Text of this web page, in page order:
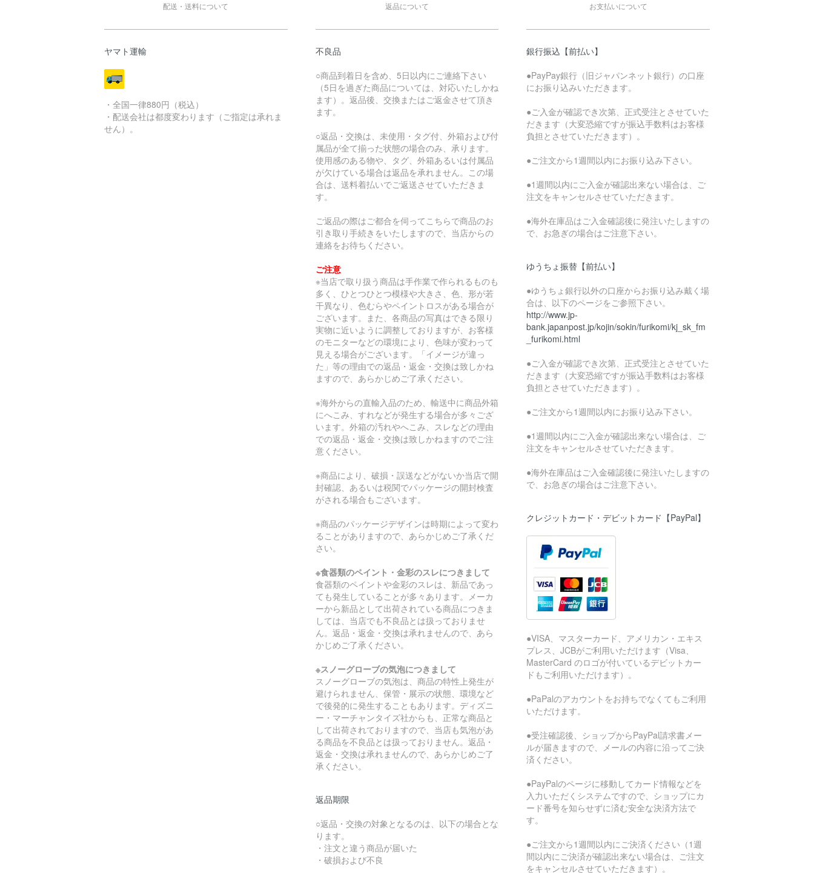
配送・送料について
ヤマト運輸
・全国一律880円（税込）
・配送会社は都度変わります（ご指定は承れま
せん）。
返品について
不良品
○商品到着日を含め、5日以内にご連絡下さい
（5日を過ぎた商品については、対応いたしかね
ます）。返品後、交換またはご返金させて頂き
ます。
○返品・交換は、未使用・タグ付、外箱および付
属品が全て揃った状態の場合のみ、承ります。
使用感のある物や、タグ、外箱あるいは付属品
が欠けている場合は返品を承れません。この場
合は、送料着払いでご返送させていただきま
す。
ご返品の際はご都合を伺ってこちらで商品のお
引き取り手続きをいたしますので、当店からの
連絡をお待ちください。
ご注意
※当店で取り扱う商品は手作業で作られるものも
多く、ひとつひとつ模様や大きさ、色、形が若
干異なり、色むらやペイントロスがある場合が
ございます。また、各商品の写真はできる限り
実物に近いように調整しておりますが、お客様
のモニターなどの環境により、色味が変わって
見える場合がございます。「イメージが違っ
た」等の理由での返品・返金・交換は致しかね
ますので、あらかじめご了承ください。
※海外からの直輸入品のため、輸送中に商品外箱
にへこみ、すれなどが発生する場合が多々ござ
います。外箱の汚れやへこみ、スレなどの理由
での返品・返金・交換は致しかねますのでご注
意ください。
※商品により、破損・誤送などがないか当店で開
封確認、あるいは税関でパッケージの開封検査
がされる場合もございます。
※商品のパッケージデザインは時期によって変わ
ることがありますので、あらかじめご了承くだ
さい。
※食器類のペイント・金彩のスレにつきまして
食器類のペイントや金彩のスレは、新品であっ
ても発生していることが多々あります。メーカ
ーから新品として出荷されている商品につきま
しては、当店でも不良品とは扱っておりませ
ん。返品・返金・交換は承れませんので、あら
かじめご了承ください。
※スノーグローブの気泡につきまして
スノーグローブの気泡は、商品の特性上発生が
避けられません、保管・展示の状態、環境など
で後発的に発生することもあります。ディズニ
ー・マーチャンタイズ社からも、正常な商品と
して出荷されておりますので、当店も気泡があ
る商品を不良品とは扱っておりません。返品・
返金・交換は承れませんので、あらかじめご了
承ください。
返品期限
○返品・交換の対象となるのは、以下の場合とな
ります。
・注文と違う商品が届いた
・破損および不良
お支払いについて
銀行振込【前払い】
●PayPay銀行（旧ジャパンネット銀行）の口座
にお振り込みいただきます。
●ご入金が確認でき次第、正式受注とさせていた
だきます（大変恐縮ですが振込手数料はお客様
負担とさせていただきます）。
●ご注文から1週間以内にお振り込み下さい。
●1週間以内にご入金が確認出来ない場合は、ご
注文をキャンセルさせていただきます。
●海外在庫品はご入金確認後に発注いたしますの
で、お急ぎの場合はご注意下さい。
ゆうちょ振替【前払い】
●ゆうちょ銀行以外の口座からお振り込み戴く場
合は、以下のページをご参照下さい。
http://www.jp-
bank.japanpost.jp/kojin/sokin/furikomi/kj_sk_fm
_furikomi.html
●ご入金が確認でき次第、正式受注とさせていた
だきます（大変恐縮ですが振込手数料はお客様
負担とさせていただきます）。
●ご注文から1週間以内にお振り込み下さい。
●1週間以内にご入金が確認出来ない場合は、ご
注文をキャンセルさせていただきます。
●海外在庫品はご入金確認後に発注いたしますの
で、お急ぎの場合はご注意下さい。
クレジットカード・デビットカード【PayPal】
●VISA、マスターカード、アメリカン・エキス
プレス、JCBがご利用いただけます（Visa、
MasterCard のロゴが付いているデビットカー
ドもご利用いただけます）。
●PaPalのアカウントをお持ちでなくてもご利用
いただけます。
●受注確認後、ショップからPayPal請求書メー
ルが届きますので、メールの内容に沿ってご決
済ください。
●PayPalのページに移動してカード情報などを
入力いただくシステムですので、ショップにカ
ード番号を知らせずに済む安全な決済方法で
す。
●ご注文から1週間以内にご決済ください（1週
間以内にご決済が確認出来ない場合は、ご注文
をキャンセルさせていただきます）。